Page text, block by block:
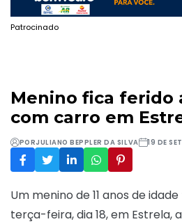
Patrocinado
Menino fica ferido
com carro em
PORJULIANO BEPPLER DA SILVA 19 DE
Um menino de 11 anos de
terça-feira, dia 18, em Estrela,